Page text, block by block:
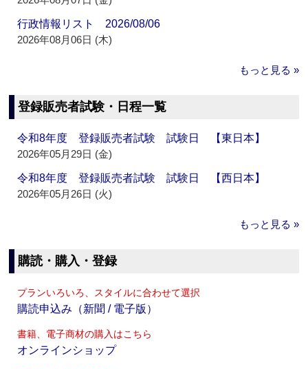
行政情報リスト 2026/08/06
2026年08月06日 (木)
もっと見る »
登録販売者試験・日程一覧
令和8年度 登録販売者試験 試験日 【東日本】
2026年05月29日 (金)
令和8年度 登録販売者試験 試験日 【西日本】
2026年05月26日 (火)
もっと見る »
購読・購入・登録
プランいろいろ、スタイルに合わせて選択
購読申込み（新聞 / 電子版）
書籍、電子商材の購入はこちら
オンラインショップ